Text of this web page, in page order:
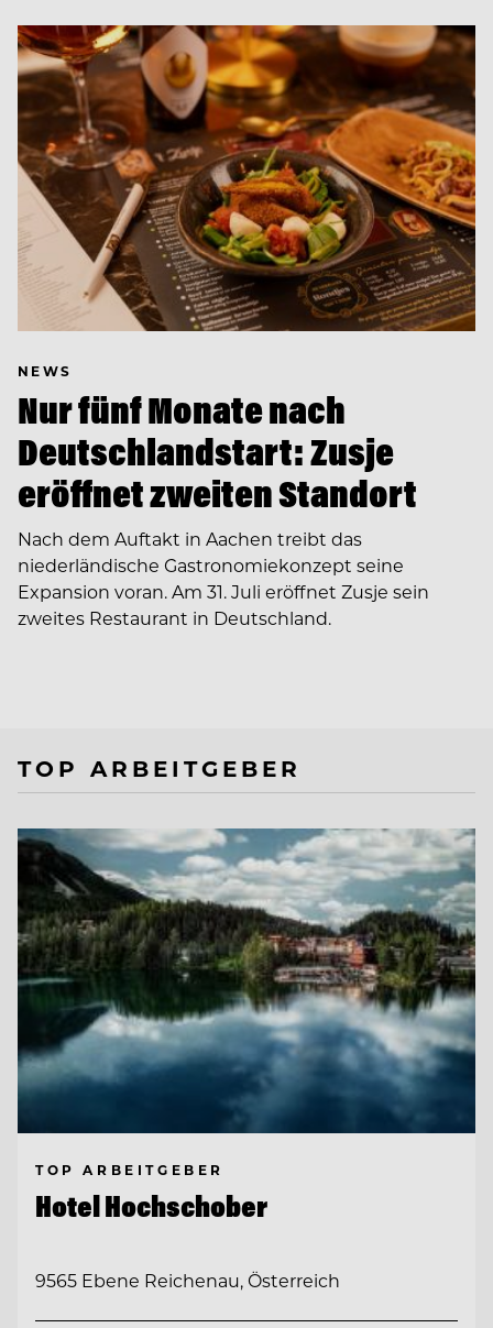
NEWS
Nur fünf Monate nach
Deutschlandstart: Zusje
eröffnet zweiten Standort
Nach dem Auftakt in Aachen treibt das
niederländische Gastronomiekonzept seine
Expansion voran. Am 31. Juli eröffnet Zusje sein
zweites Restaurant in Deutschland.
TOP ARBEITGEBER
TOP ARBEITGEBER
Hotel Hochschober
9565 Ebene Reichenau, Österreich